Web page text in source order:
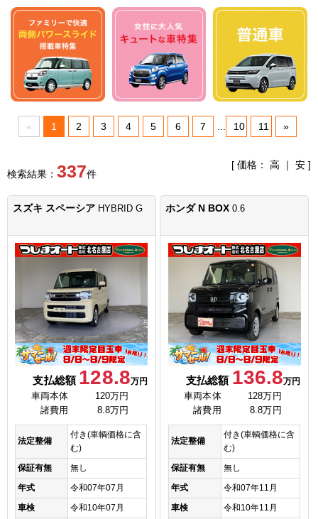
« 1 2 3 4 5 6 7 10 11 »
検索結果： 337件
[ 価格： 高 ｜ 安 ]
スズキ スペーシア HYBRID G
支払総額 128.8万円
車両本体
120万円
諸費用
8.8万円
法定整備
付き(車輌価格に含
む)
保証有無
無し
年式
令和07年07月
車検
令和10年07月
ホンダ N BOX0.6
支払総額 136.8万円
車両本体
128万円
諸費用
8.8万円
法定整備
付き(車輌価格に含
む)
保証有無
無し
年式
令和07年11月
車検
令和10年11月